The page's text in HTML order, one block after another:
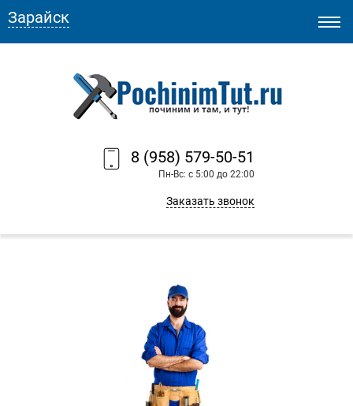
8 (958) 579-50-51
Пн-Вс: с 5:00 до 22:00
Заказать звонок
Зарайск